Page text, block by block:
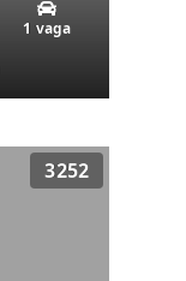
1 vaga
3252